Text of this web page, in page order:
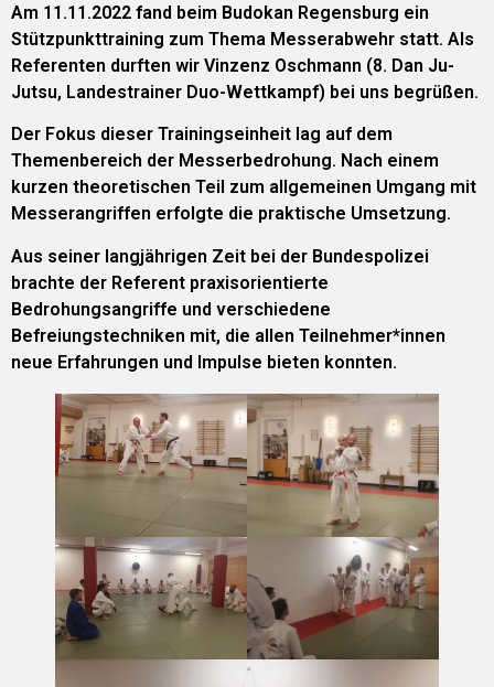
Am 11.11.2022 fand beim Budokan Regensburg ein
Stützpunkttraining zum Thema Messerabwehr statt. Als
Referenten durften wir Vinzenz Oschmann (8. Dan Ju-
Jutsu, Landestrainer Duo-Wettkampf) bei uns begrüßen.
Der Fokus dieser Trainingseinheit lag auf dem
Themenbereich der Messerbedrohung. Nach einem
kurzen theoretischen Teil zum allgemeinen Umgang mit
Messerangriffen erfolgte die praktische Umsetzung.
Aus seiner langjährigen Zeit bei der Bundespolizei
brachte der Referent praxisorientierte
Bedrohungsangriffe und verschiedene
Befreiungstechniken mit, die allen Teilnehmer*innen
neue Erfahrungen und Impulse bieten konnten.